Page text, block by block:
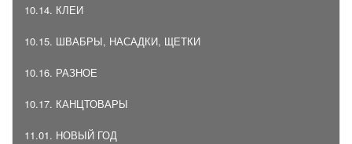
10.14. КЛЕИ
10.15. ШВАБРЫ, НАСАДКИ, ЩЕТКИ
10.16. РАЗНОЕ
10.17. КАНЦТОВАРЫ
11.01. НОВЫЙ ГОД